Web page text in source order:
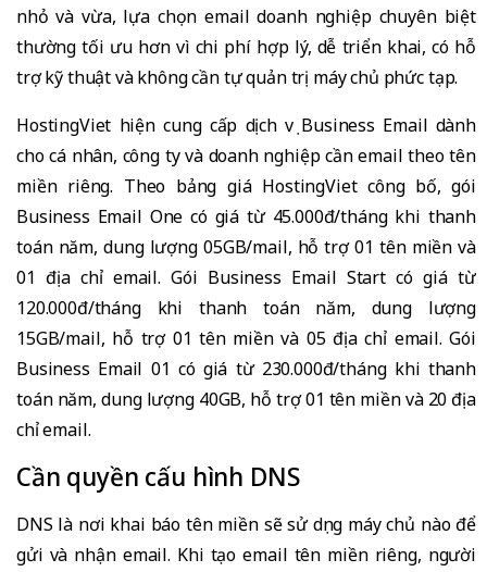
nhỏ và vừa, lựa chọn email doanh nghiệp chuyên biệt
thường tối ưu hơn vì chi phí hợp lý, dễ triển khai, có hỗ
trợ kỹ thuật và không cần tự quản trị máy chủ phức tạp.
HostingViet hiện cung cấp dịch vụ Business Email dành
cho cá nhân, công ty và doanh nghiệp cần email theo tên
miền riêng. Theo bảng giá HostingViet công bố, gói
Business Email One có giá từ 45.000đ/tháng khi thanh
toán năm, dung lượng 05GB/mail, hỗ trợ 01 tên miền và
01 địa chỉ email. Gói Business Email Start có giá từ
120.000đ/tháng khi thanh toán năm, dung lượng
15GB/mail, hỗ trợ 01 tên miền và 05 địa chỉ email. Gói
Business Email 01 có giá từ 230.000đ/tháng khi thanh
toán năm, dung lượng 40GB, hỗ trợ 01 tên miền và 20 địa
chỉ email.
Cần quyền cấu hình DNS
DNS là nơi khai báo tên miền sẽ sử dụng máy chủ nào để
gửi và nhận email. Khi tạo email tên miền riêng, người